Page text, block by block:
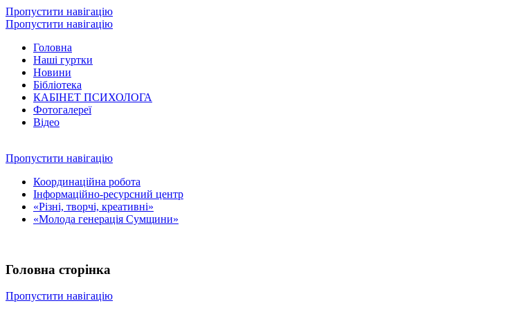
Пропустити навігацію
Пропустити навігацію
Головна
Наші гуртки
Новини
Бібліотека
КАБІНЕТ ПСИХОЛОГА
Фотогалереї
Відео
Пропустити навігацію
Координаційна робота
Інформаційно-ресурсний центр
«Різні, творчі, креативні»
«Молода генерація Сумщини»
Головна сторінка
Пропустити навігацію